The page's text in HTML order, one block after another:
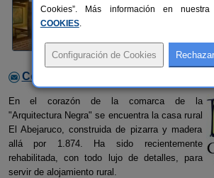
Contactar con el alojamiento
En el corazón de la comarca de la
"Arquitectura Negra" se encuentra la casa rural
El Abejaruco, construida de pizarra y madera
allá por 1.874. Ha sido recientemente
rehabilitada, con todo lujo de detalles, para
servir de alojamiento rural.
Cookies”. Más información en nuestra
COOKIES.